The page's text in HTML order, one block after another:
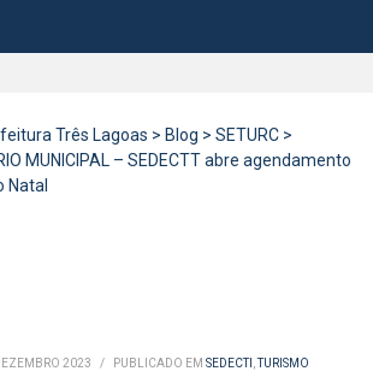
Três Lagoas > Blog > SETURC >
MUNICIPAL – SEDECTT abre agendamento
Natal
2023 / PUBLICADO EM SEDECTI ,TURISMO